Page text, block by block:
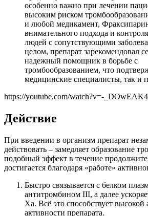
особенно важно при лечении
высоким риском
и любой медикамент,
внимательного подхода и
людей с сопутствующими
целом, препарат зарекомендовал
надежный помощник в борьбе с
тромбообразованием, что
медицинские специалисты, так и
https://youtube.com/watch?v=-
Действие
При введении в организм препарат
действовать – замедляет образование
подобный эффект в течение
достигается благодаря «работе»
Быстро связывается с белком
антитромбином III, а далее
Xa. Всё это способствует высокой
активности препарата.